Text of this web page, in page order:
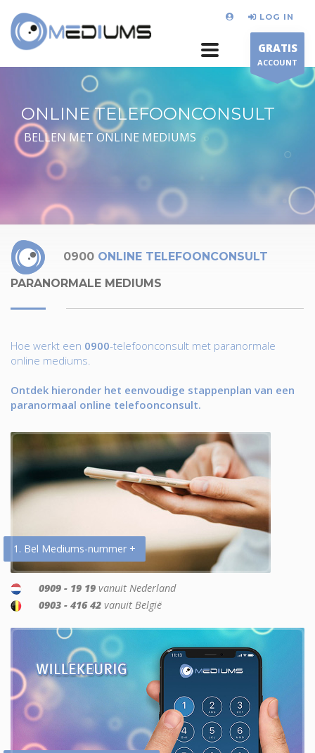
LOG IN
GRATIS
ACCOUNT
ONLINE TELEFOONCONSULT
BELLEN MET ONLINE MEDIUMS
0900 ONLINE TELEFOONCONSULT
PARANORMALE MEDIUMS
Hoe werkt een 0900-telefoonconsult met paranormale
online mediums.
Ontdek hieronder het eenvoudige stappenplan van een
paranormaal online telefoonconsult.
1. Bel Mediums-nummer +
0909 - 19 19 vanuit Nederland
0903 - 416 42 vanuit België